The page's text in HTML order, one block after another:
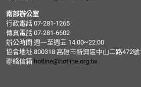
南部辦公室
行政電話 07-281-1265
傳真電話 07-281-6602
辦公時間 週一至週五 14:00~22:00
協會地址 800318 高雄市新興區中山二路472
聯絡信箱 hotline@hotline.org.tw